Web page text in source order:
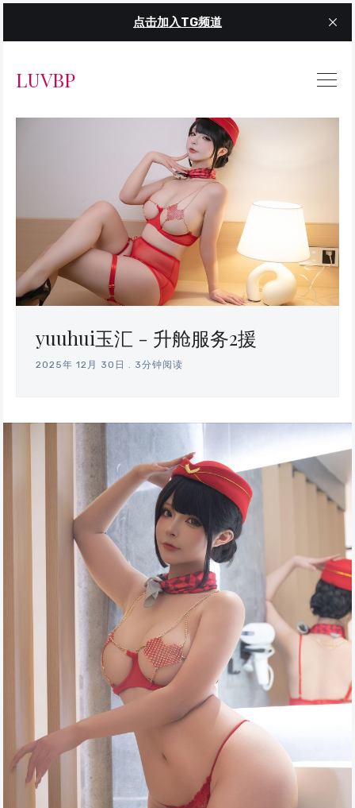
点击加入TG频道
LUVBP
yuuhui玉汇 - 升舱服务2援
2025年 12月 30日 3分钟阅读